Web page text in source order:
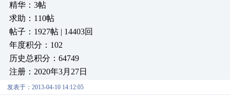
精华：3帖
求助：110帖
帖子：1927帖 | 14403回
年度积分：102
历史总积分：64749
注册：2020年3月27日
发表于：2013-04-10 14:12:05